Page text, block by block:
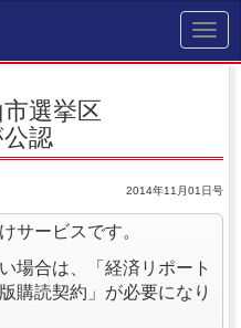
選挙区
認
2014年11月01日号
サービスです。
場合は、「経済リポート
購読契約」が必要になり